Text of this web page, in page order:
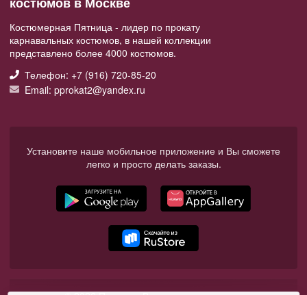
Костюмерная Пятница - лидер по прокату
карнавальных костюмов, в нашей коллекции
представлено более 4000 костюмов.
Телефон: +7 (916) 720-85-20
Email: pprokat2@yandex.ru
Установите наше мобильное приложение и Вы сможете
легко и просто делать заказы.